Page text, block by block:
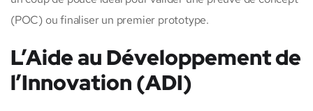
(POC) ou finaliser un premier prototype.
L’Aide au Développement de
l’Innovation (ADI)